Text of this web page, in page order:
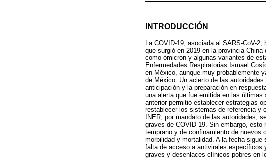
INTRODUCCIÓN
La COVID-19, asociada al SARS-CoV-
que surgió en 2019 en la provincia
como ómicron y algunas variantes de
Enfermedades Respiratorias Ismael
en México, aunque muy probablemente
de México. Un acierto de las
anticipación y la preparación en
una alerta que fue emitida en las
anterior permitió establecer estrategias
restablecer los sistemas de referencia y
INER, por mandato de las autoridades,
graves de COVID-19. Sin embargo,
temprano y de confinamiento de nuevos
morbilidad y mortalidad. A la fecha
falta de acceso a antivirales específicos
graves y desenlaces clínicos pobres en